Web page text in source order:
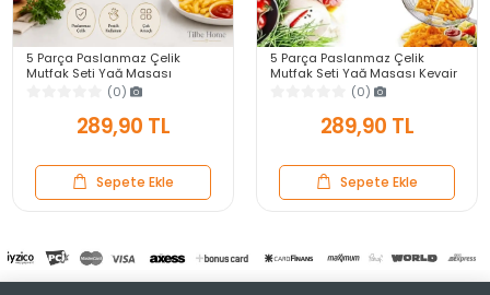
5 Parça Paslanmaz Çelik
Mutfak Seti Yağ Maşası
Süzgeç Kevgir Kepçe Basçek
Çırpıcı Tel Çırpıcı Patates
Soyacak
(0)
289,90 TL
Sepete Ekle
5 Parça Paslanmaz Çelik
Mutfak Seti Yağ Maşası Kevgir
Kepçe Tel Çırpıcı Patates Sebze
(0)
289,90 TL
Sepete Ekle